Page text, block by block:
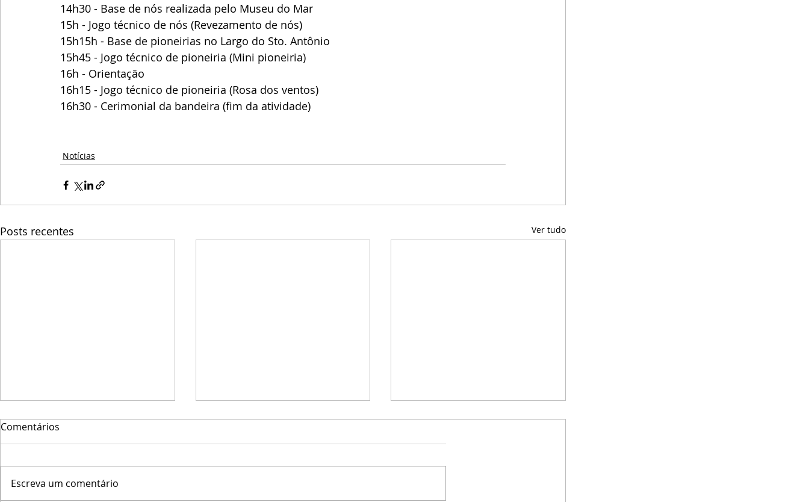
14h30 - Base de nós realizada pelo Museu do Mar
15h - Jogo técnico de nós (Revezamento de nós)
15h15h - Base de pioneirias no Largo do Sto. Antônio
15h45 - Jogo técnico de pioneiria (Mini pioneiria)
16h - Orientação
16h15 - Jogo técnico de pioneiria (Rosa dos ventos)
16h30 - Cerimonial da bandeira (fim da atividade)
Notícias
Posts recentes Ver tudo
Comentários
Escreva um comentário